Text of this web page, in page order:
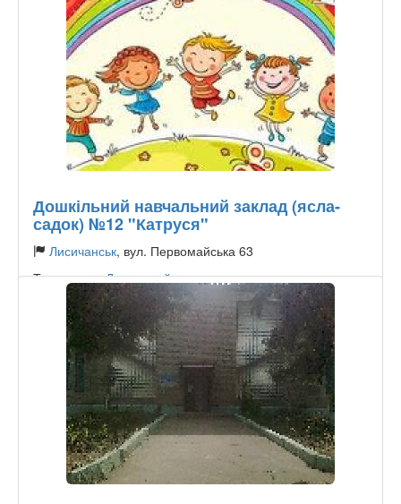
Дошкільний навчальний заклад (ясла-
садок) №12 "Катруся"
Лисичанськ, вул. Первомайська 63
Тип садика:Державний